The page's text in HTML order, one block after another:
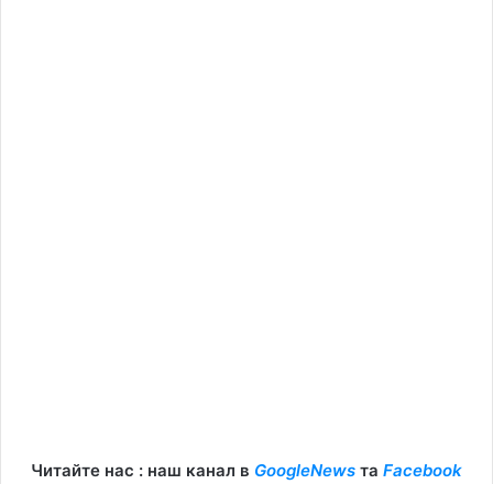
Читайте нас : наш канал в GoogleNews та Facebook